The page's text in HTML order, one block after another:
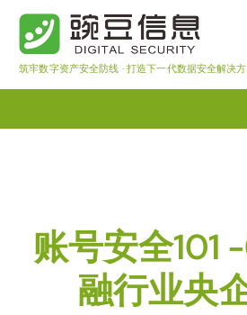
筑牢数字资产安全防线 · 打造下一代数据安全解决
账号安全101
融行业央